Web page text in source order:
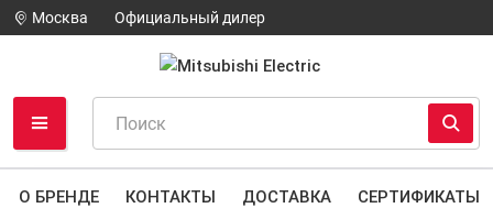
Москва Официальный дилер
О БРЕНДЕ КОНТАКТЫ ДОСТАВКА СЕРТИФИКАТЫ